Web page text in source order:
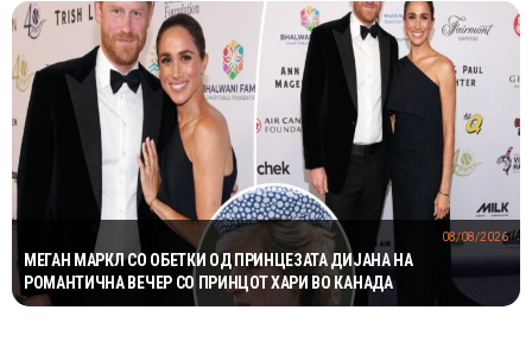
МЕГАН МАРКЛ СО ОБЕТКИ ОД ПРИНЦЕЗАТА ДИЈАНА НА
РОМАНТИЧНА ВЕЧЕР СО ПРИНЦОТ ХАРИ ВО КАНАДА
08/08/2026